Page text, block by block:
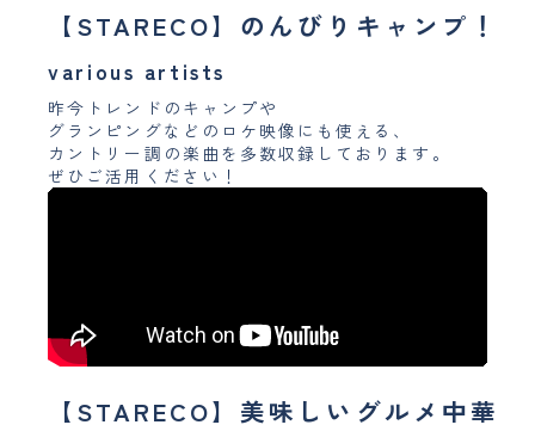
【STARECO】のんびりキャンプ！
various artists
昨今トレンドのキャンプや
グランピングなどのロケ映像にも使える、
カントリー調の楽曲を多数収録しております。
ぜひご活用ください！
【STARECO】美味しいグルメ中華